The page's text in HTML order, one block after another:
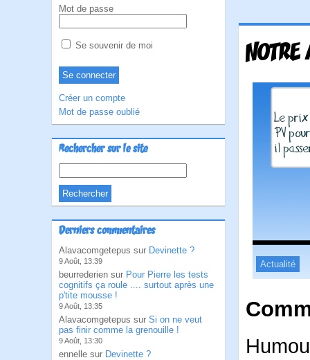
Mot de passe
Se souvenir de moi
Créer un compte
Mot de passe oublié
Rechercher sur le site
Derniers commentaires
Alavacomgetepus sur Devinette ?
9 Août, 13:39
beurrederien sur Pour Pierre les tests
cognitifs ça roule .... surtout après une
p'tite mousse !
9 Août, 13:35
Alavacomgetepus sur Si on ne veut
pas finir comme la grenouille !
9 Août, 13:30
ennelle sur Devinette ?
NOTRE
Actualité